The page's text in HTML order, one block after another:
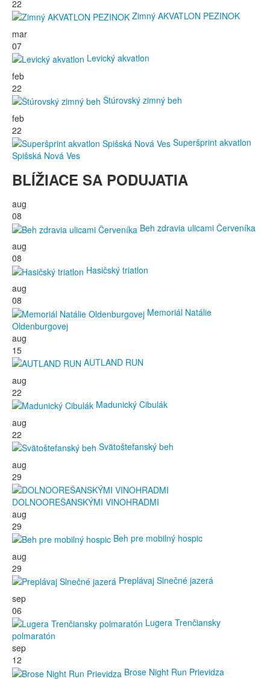
22
Zimný AKVATLON PEZINOK
mar
07
Levický akvatlon
feb
22
Štúrovský zimný beh
feb
22
Superšprint akvatlon
Spišská Nová Ves
BLÍŽIACE SA PODUJATIA
aug
08
Beh zdravia ulicami Červeníka
aug
08
Hasičský triatlon
aug
08
Memoriál Natálie
Oldenburgovej
aug
15
AUTLAND RUN
aug
22
Madunický Cibulák
aug
22
Svätoštefanský beh
aug
29
DOLNOOREŠANSKÝMI VINOHRADMI
aug
29
Beh pre mobilný hospic
aug
29
Preplávaj Slnečné jazerá
sep
06
Lugera Trenčiansky
polmaratón
sep
12
Brose Night Run Prievidza